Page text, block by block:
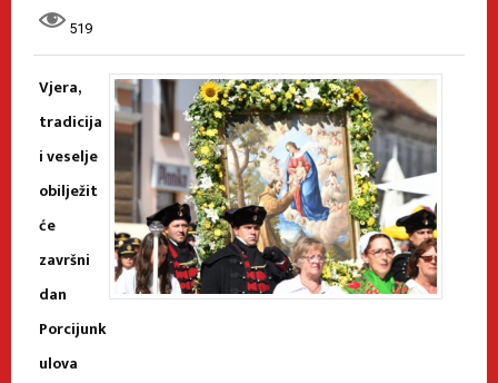
519
Vjera,
tradicija
i veselje
obilježit
će
završni
dan
Porcijunk
ulova